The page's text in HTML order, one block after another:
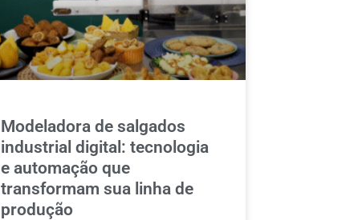
Modeladora de salgados
industrial digital: tecnologia
e automação que
transformam sua linha de
produção